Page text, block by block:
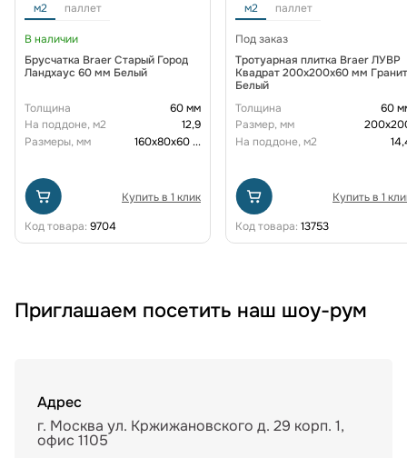
м2 паллет
В наличии
Брусчатка Braer Старый Город
Ландхаус 60 мм Белый
Толщина
60 мм
На поддоне, м2
12,9
Размеры, мм
160х80х60...
Купить в 1 клик
Код товара: 9704
м2 паллет
Под заказ
Тротуарная плитка Braer ЛУВР
Квадрат 200х200х60 мм Гранит
Белый
Толщина
60
Размер, мм
На поддоне, м2
Купить в 1
Код товара: 13753
Приглашаем посетить наш шоу-рум
Адрес
г. Москва ул. Кржижановского д. 29 корп. 1,
офис 1105